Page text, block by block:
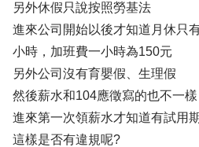
另外休假只說按照勞基法
進來公司開始以後才知道月休只
小時，加班費一小時為150元
另外公司沒有育嬰假、生理假
然後薪水和104應徵寫的也不一樣
進來第一次領薪水才知道有試用
這樣是否有違規呢?